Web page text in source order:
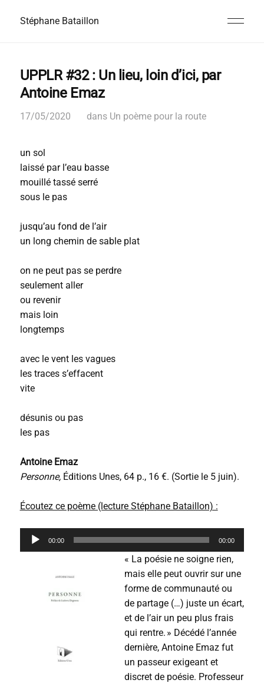
Stéphane Bataillon
UPPLR #32 : Un lieu, loin d’ici, par
Antoine Emaz
17/05/2020 dans Un poème pour la route
un sol
laissé par l’eau basse
mouillé tassé serré
sous le pas
jusqu’au fond de l’air
un long chemin de sable plat
on ne peut pas se perdre
seulement aller
ou revenir
mais loin
longtemps
avec le vent les vagues
les traces s’effacent
vite
désunis ou pas
les pas
Antoine Emaz
Personne,Éditions Unes, 64 p., 16 €. (Sortie le 5 juin).
Écoutez ce poème (lecture Stéphane Bataillon) :
c
00:00 00:00
« La poésie ne soigne rien,
mais elle peut ouvrir sur une
forme de communauté ou
de partage (…) juste un écart,
et de l’air un peu plus frais
qui rentre. » Décédé l’année
dernière, Antoine Emaz fut
un passeur exigeant et
discret de poésie. Professeur